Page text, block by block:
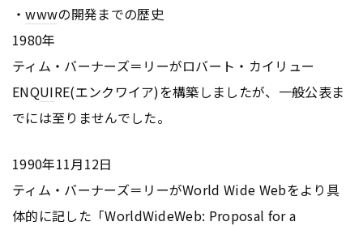
・wwwの開発までの歴史
1980年
ティム・バーナーズ＝リーがロバート・カイリュー
ENQUIRE(エンクワイア)を構築しましたが、一般公表ま
でには至りませんでした。
1990年11月12日
ティム・バーナーズ＝リーがWorld Wide Webをより具
体的に記した「WorldWideWeb: Proposal for a